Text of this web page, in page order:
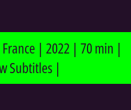
| 2022 | 70 min |
Subtitles |